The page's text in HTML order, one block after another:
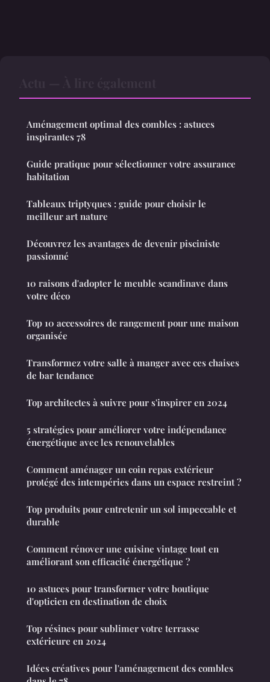
Aménagement optimal des combles : astuces
inspirantes 78
Guide pratique pour sélectionner votre assurance
habitation
Tableaux triptyques : guide pour choisir le
meilleur art nature
Découvrez les avantages de devenir pisciniste
passionné
10 raisons d'adopter le meuble scandinave dans
votre déco
Top 10 accessoires de rangement pour une maison
organisée
Transformez votre salle à manger avec ces chaises
de bar tendance
Top architectes à suivre pour s'inspirer en 2024
5 stratégies pour améliorer votre indépendance
énergétique avec les renouvelables
Comment aménager un coin repas extérieur
protégé des intempéries dans un espace restreint ?
Top produits pour entretenir un sol impeccable et
durable
Comment rénover une cuisine vintage tout en
améliorant son efficacité énergétique ?
10 astuces pour transformer votre boutique
d'opticien en destination de choix
Top résines pour sublimer votre terrasse
extérieure en 2024
Idées créatives pour l'aménagement des combles